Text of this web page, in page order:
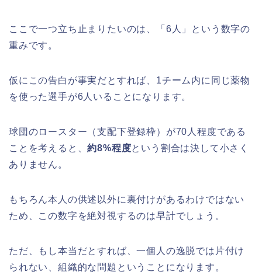
ここで一つ立ち止まりたいのは、「6人」という数字の
重みです。
仮にこの告白が事実だとすれば、1チーム内に同じ薬物
を使った選手が6人いることになります。
球団のロースター（支配下登録枠）が70人程度である
ことを考えると、約8%程度という割合は決して小さく
ありません。
もちろん本人の供述以外に裏付けがあるわけではない
ため、この数字を絶対視するのは早計でしょう。
ただ、もし本当だとすれば、一個人の逸脱では片付け
られない、組織的な問題ということになります。